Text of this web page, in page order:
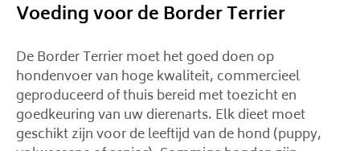
Voeding voor de Border Terrier
De Border Terrier moet het goed doen op
hondenvoer van hoge kwaliteit, commercieel
geproduceerd of thuis bereid met toezicht en
goedkeuring van uw dierenarts. Elk dieet moet
geschikt zijn voor de leeftijd van de hond (puppy,